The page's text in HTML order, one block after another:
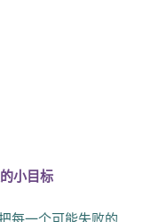
小目标